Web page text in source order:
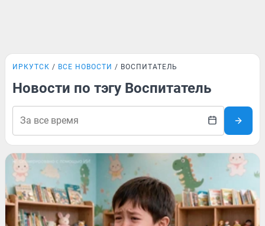
ИРКУТСК ВСЕ НОВОСТИ ВОСПИТАТЕЛЬ
Новости по тэгу Воспитатель